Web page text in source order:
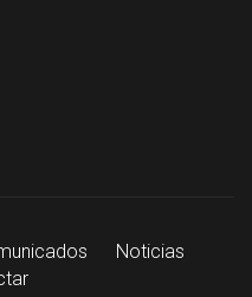
Noticias